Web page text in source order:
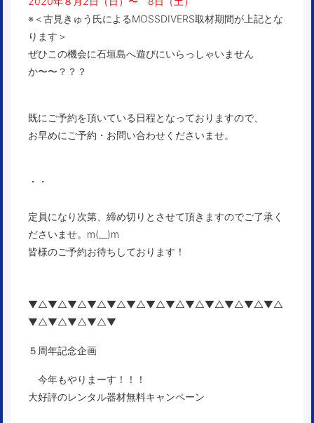
※＜古見きゅう氏によるMOSSDIVERS取材期間が上記とな
ります＞
ぜひこの機会に石垣島へ遊びにいらっしゃいません
か〜〜？？？
既にご予約を頂いている日程となっておりますので、
お早めにご予約・お問い合わせくださいませ。
・・
定員になり次第、締め切りとさせて頂きますのでご了承く
ださいませ。m(__)m
皆様のご予約お待ちしております！
▼△▼△▼△▼△▼△▼△▼△▼△▼△▼△▼△▼△▼△
▼△▼△▼△▼△▼
５周年記念企画
今年もやりまーす！！！
大好評のレンタル器材無料キャンペーン